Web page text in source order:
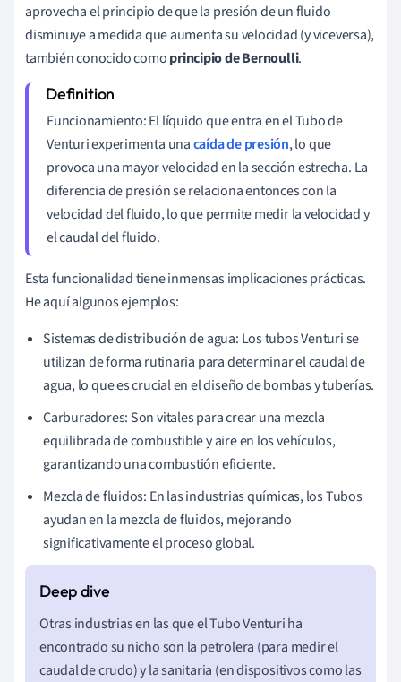
aprovecha el principio de que la presión de un fluido
disminuye a medida que aumenta su velocidad (y viceversa),
también conocido comoprincipio de Bernoulli.
Funcionamiento: El líquido que entra en el Tubo de
Venturi experimenta unacaída de presión, lo que
provoca una mayor velocidad en la sección estrecha. La
diferencia de presión se relaciona entonces con la
velocidad del fluido, lo que permite medir la velocidad y
el caudal del fluido.
Esta funcionalidad tiene inmensas implicaciones prácticas.
He aquí algunos ejemplos:
Sistemas de distribución de agua: Los tubos Venturi se
utilizan de forma rutinaria para determinar el caudal de
agua, lo que es crucial en el diseño de bombas y tuberías.
Carburadores: Son vitales para crear una mezcla
equilibrada de combustible y aire en los vehículos,
garantizando una combustión eficiente.
Mezcla de fluidos: En las industrias químicas, los Tubos
ayudan en la mezcla de fluidos, mejorando
significativamente el proceso global.
Otras industrias en las que el Tubo Venturi ha
encontrado su nicho son la petrolera (para medir el
caudal de crudo) y la sanitaria (en dispositivos como las